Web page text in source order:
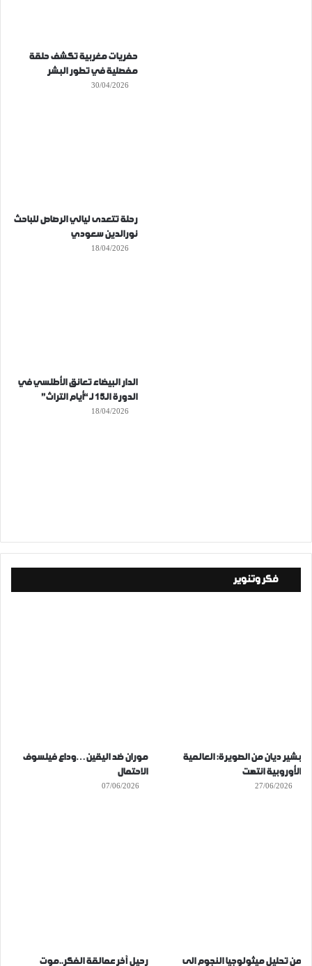
حفريات مغربية تكشف حلقة
مفصلية في تطور البشر
30/04/2026
رحلة تتعدى ليالي الرصاص للباحث
نورالدين سعودي
18/04/2026
الدار البيضاء تعانق الأطلسي في
الدورة الـ15 لـ “أيام التراث”
18/04/2026
فكر وتنوير
بشير ديان من الصويرة: العالمية
الأوروبية انتهت
27/06/2026
موران ضد اليقين…وداع فيلسوف
الاحتمال
07/06/2026
من تحليل ميثولوجيا النجوم الى رحيل آخر عمالقة الفكر..موت